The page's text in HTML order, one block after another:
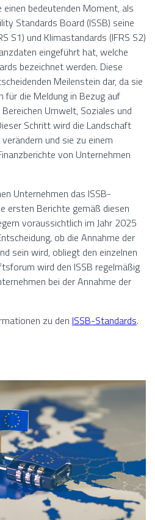
bedeutenden Moment, als
Standards Board (ISSB) seine
S1) und Klimastandards (IFRS S2)
eingeführt hat, welche
bezeichnet werden. Diese
Meilenstein dar, da sie
für die Meldung in Bezug auf
Umwelt, Soziales und
Schritt wird die Landschaft
und sie zu einem
von Unternehmen
Unternehmen das ISSB-
ersten Berichte gemäß diesen
voraussichtlich im Jahr 2025
ob die Annahme der
sein wird, obliegt den einzelnen
wird den ISSB regelmäßig
bei der Annahme der
zu den ISSB-Standards.